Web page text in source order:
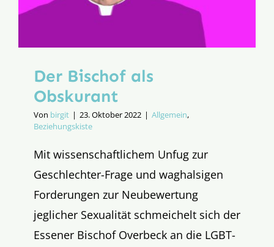
Der Bischof als
Obskurant
Von birgit | 23. Oktober 2022 | Allgemein,
Beziehungskiste
Mit wissenschaftlichem Unfug zur
Geschlechter-Frage und waghalsigen
Forderungen zur Neubewertung
jeglicher Sexualität schmeichelt sich der
Essener Bischof Overbeck an die LGBT-